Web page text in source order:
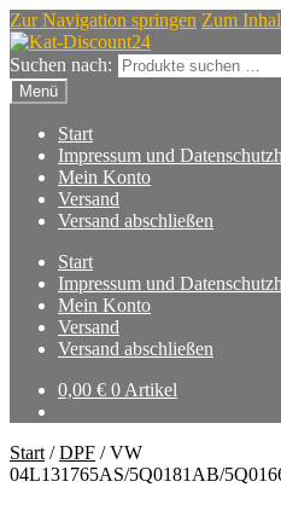
Zur Navigation springen Zum
Suchen nach:
Menü
Start
Impressum und
Mein Konto
Versand
Versand abschließen
Start
Impressum und
Mein Konto
Versand
Versand abschließen
0,00 € 0 Artikel
Start /DPF /VW
04L131765AS/5Q0181AB/